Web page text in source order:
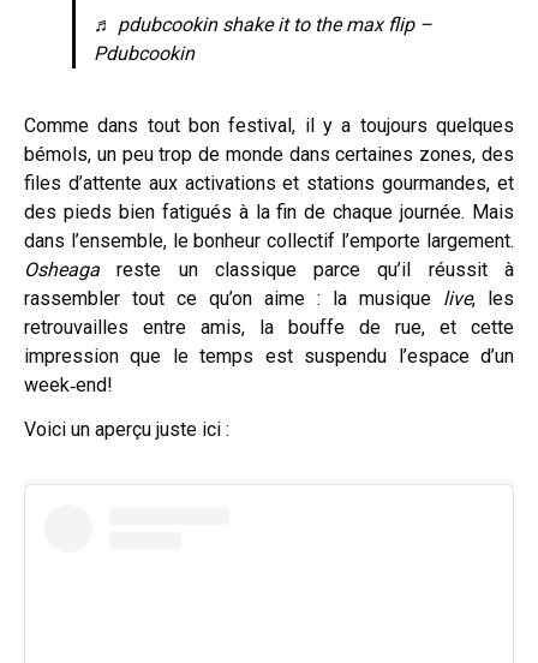
♬ pdubcookin shake it to the max flip –
Pdubcookin
Comme dans tout bon festival, il y a toujours quelques
bémols, un peu trop de monde dans certaines zones, des
files d’attente aux activations et stations gourmandes, et
des pieds bien fatigués à la fin de chaque journée. Mais
dans l’ensemble, le bonheur collectif l’emporte largement.
Osheaga reste un classique parce qu’il réussit à
rassembler tout ce qu’on aime : la musique live, les
retrouvailles entre amis, la bouffe de rue, et cette
impression que le temps est suspendu l’espace d’un
week‑end!
Voici un aperçu juste ici :